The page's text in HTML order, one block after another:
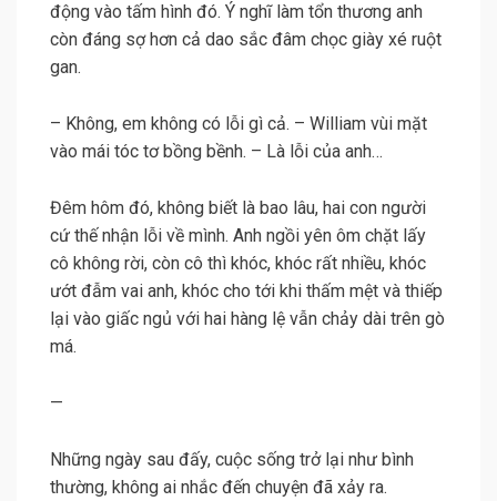
động vào tấm hình đó. Ý nghĩ làm tổn thương anh
còn đáng sợ hơn cả dao sắc đâm chọc giày xé ruột
gan.
– Không, em không có lỗi gì cả. – William vùi mặt
vào mái tóc tơ bồng bềnh. – Là lỗi của anh…
Đêm hôm đó, không biết là bao lâu, hai con người
cứ thế nhận lỗi về mình. Anh ngồi yên ôm chặt lấy
cô không rời, còn cô thì khóc, khóc rất nhiều, khóc
ướt đẫm vai anh, khóc cho tới khi thấm mệt và thiếp
lại vào giấc ngủ với hai hàng lệ vẫn chảy dài trên gò
má.
—
Những ngày sau đấy, cuộc sống trở lại như bình
thường, không ai nhắc đến chuyện đã xảy ra.